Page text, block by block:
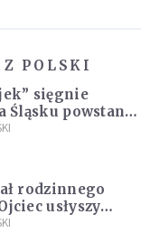
POLSKI
sięgnie
Śląsku powstanie
rodzinnego
usłyszy